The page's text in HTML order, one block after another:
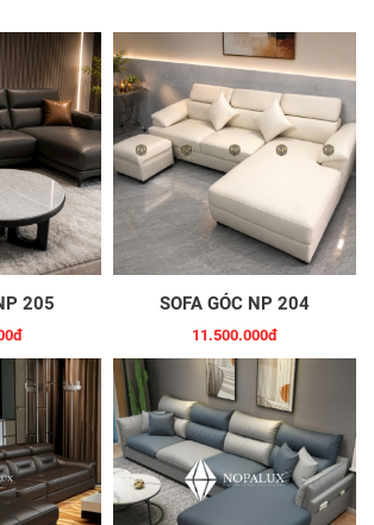
205 SOFA GÓC NP 204
11.500.000đ